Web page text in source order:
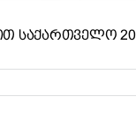
ᲡᲐᲥᲐᲠᲗᲕᲔᲚᲝ